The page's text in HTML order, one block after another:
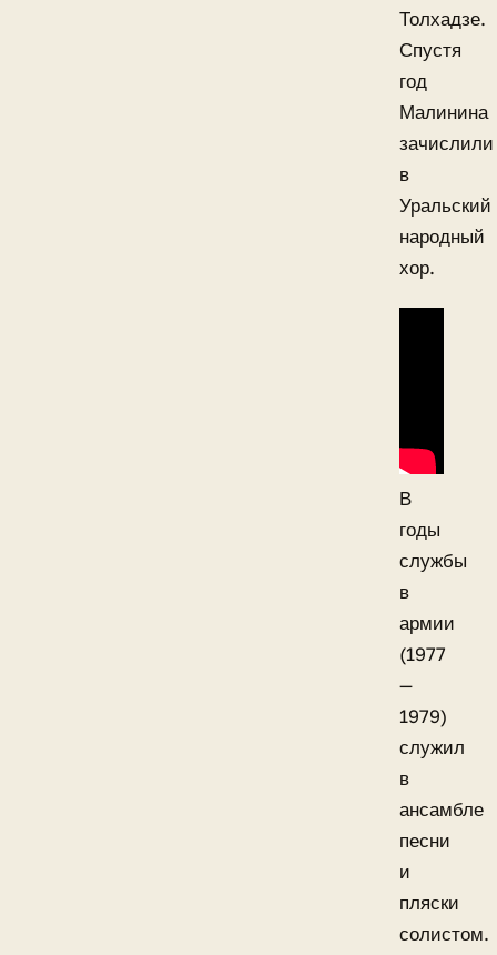
Толхадзе.
Спустя
год
Малинина
зачислили
в
Уральский
народный
хор.
В
годы
службы
в
армии
(1977
—
1979)
служил
в
ансамбле
песни
и
пляски
солистом.